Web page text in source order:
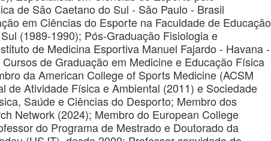
de São Caetano do Sul - São Paulo - Brasil
em Ciências do Esporte na Faculdade de Educação
(1989-1990); Pós-Graduação Fisiologia e
de Medicina Esportiva Manuel Fajardo - Havana -
de Graduação em Medicine e Educação Física
da American College of Sports Medicine (ACSM
de Atividade Física e Ambiental (2011) e Sociedade
Saúde e Ciências do Desporto; Membro dos
Network (2024); Membro do European College
do Programa de Mestrado e Doutorado da